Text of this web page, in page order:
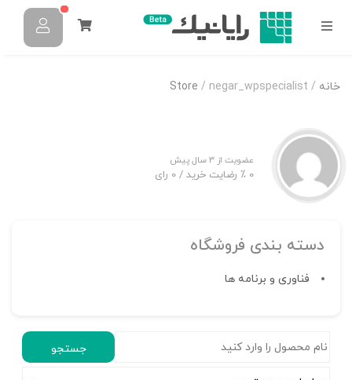
خانه /
Store / negar_wpspecialist
عضویت از 3 سال پیش
0 ٪ رضایت خرید / 0 رای
دسته بندی فروشگاه
فناوری و برنامه ها